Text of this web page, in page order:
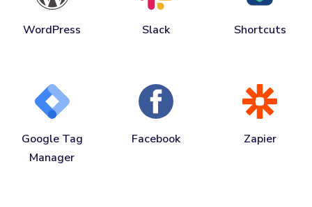
WordPress Slack Shortcuts
Google Tag
Manager
Facebook Zapier